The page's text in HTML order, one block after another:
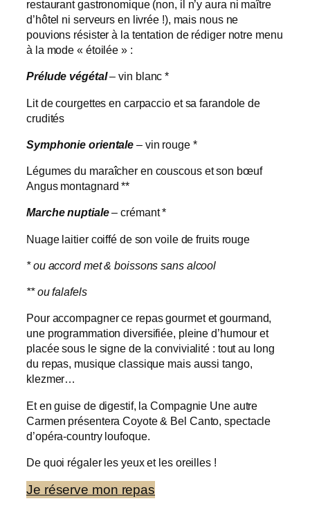
restaurant gastronomique (non, il n’y aura ni maître
d’hôtel ni serveurs en livrée !), mais nous ne
pouvions résister à la tentation de rédiger notre menu
à la mode « étoilée » :
Prélude végétal– vin blanc *
Lit de courgettes en carpaccio et sa farandole de
crudités
Symphonie orientale – vin rouge *
Légumes du maraîcher en couscous et son bœuf
Angus montagnard **
Marche nuptiale– crémant *
Nuage laitier coiffé de son voile de fruits rouge
* ou accord met & boissons sans alcool
** ou falafels
Pour accompagner ce repas gourmet et gourmand,
une programmation diversifiée, pleine d’humour et
placée sous le signe de la convivialité : tout au long
du repas, musique classique mais aussi tango,
klezmer…
Et en guise de digestif, la Compagnie Une autre
Carmen présentera Coyote & Bel Canto, spectacle
d’opéra-country loufoque.
De quoi régaler les yeux et les oreilles !
Je réserve mon repas